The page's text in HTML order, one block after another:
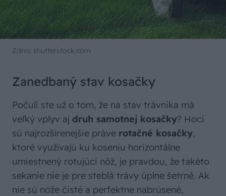
Zdroj: shutterstock.com
Zanedbaný stav kosačky
Počuli ste už o tom, že na stav trávnika má
veľký vplyv aj druh samotnej kosačky? Hoci
sú najrozšírenejšie práve rotačné kosačky,
ktoré využívajú ku koseniu horizontálne
umiestnený rotujúci nôž, je pravdou, že takéto
sekanie nie je pre steblá trávy úplne šetrné. Ak
nie sú nože čisté a perfektne nabrúsené,